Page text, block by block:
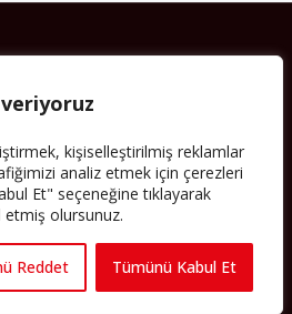
kişiselleştirilmiş reklamlar
analiz etmek için çerezleri
Et" seçeneğine tıklayarak
etmiş olursunuz.
Reddet Tümünü Kabul Et
hâle geldiler. Bu durum “vatan”,
gibi birçok kavramın çift taraflı olarak
kültür ve siyasi düzen için, hem
da kapı araladı.
TAKIP EDEBILIRSINIZ